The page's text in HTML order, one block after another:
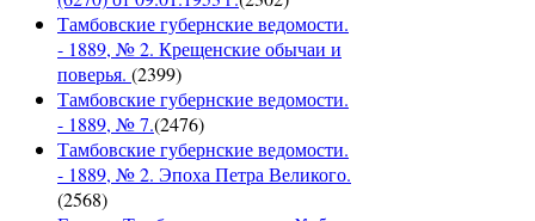
Тамбовские губернские ведомости.
- 1889, № 2. Крещенские обычаи и
поверья. (2399)
Тамбовские губернские ведомости.
- 1889, № 7.(2476)
Тамбовские губернские ведомости.
- 1889, № 2. Эпоха Петра Великого.
(2568)